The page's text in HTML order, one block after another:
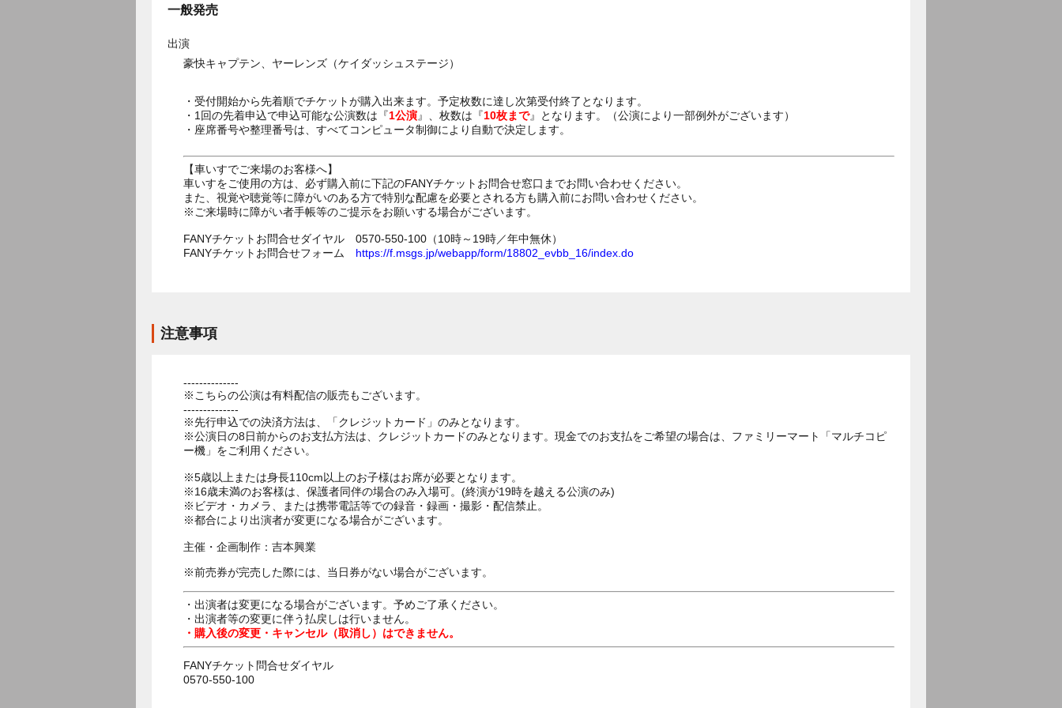
一般発売
出演
豪快キャプテン、ヤーレンズ（ケイダッシュステージ）
・受付開始から先着順でチケットが購入出来ます。予定枚数に達し次第受付終了となります。
・1回の先着申込で申込可能な公演数は『1公演』、枚数は『10枚まで』となります。（公演により一部例外がございます）
・座席番号や整理番号は、すべてコンピュータ制御により自動で決定します。
【車いすでご来場のお客様へ】
車いすをご使用の方は、必ず購入前に下記のFANYチケットお問合せ窓口までお問い合わせください。
また、視覚や聴覚等に障がいのある方で特別な配慮を必要とされる方も購入前にお問い合わせください。
※ご来場時に障がい者手帳等のご提示をお願いする場合がございます。
FANYチケットお問合せダイヤル 0570-550-100（10時～19時／年中無休）
FANYチケットお問合せフォーム https://f.msgs.jp/webapp/form/18802_evbb_16/index.do
注意事項
--------------
※こちらの公演は有料配信の販売もございます。
--------------
※先行申込での決済方法は、「クレジットカード」のみとなります。
※公演日の8日前からのお支払方法は、クレジットカードのみとなります。現金でのお支払をご希望の場合は、ファミリーマート「マルチコピ
ー機」をご利用ください。
※5歳以上または身長110cm以上のお子様はお席が必要となります。
※16歳未満のお客様は、保護者同伴の場合のみ入場可。(終演が19時を越える公演のみ)
※ビデオ・カメラ、または携帯電話等での録音・録画・撮影・配信禁止。
※都合により出演者が変更になる場合がございます。
主催・企画制作：吉本興業
※前売券が完売した際には、当日券がない場合がございます。
・出演者は変更になる場合がございます。予めご了承ください。
・出演者等の変更に伴う払戻しは行いません。
・購入後の変更・キャンセル（取消し）はできません。
FANYチケット問合せダイヤル
0570-550-100